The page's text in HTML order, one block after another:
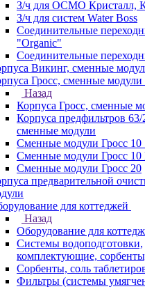
З/ч для ОСМО Кристалл,
З/ч для систем Water Boss
Соединительные
"Organic"
Соединительные
Викинг, сменные
Гросс, сменные модули
Назад
Корпуса Гросс, сменные
Корпуса предфильтров 63/
сменные модули
Сменные модули Гросс
Сменные модули Гросс
Сменные модули Гросс 20
предварительной
для коттеджей
Назад
Оборудование для
Системы водоподготовки,
комплектующие,
Сорбенты, соль
Фильтры (системы